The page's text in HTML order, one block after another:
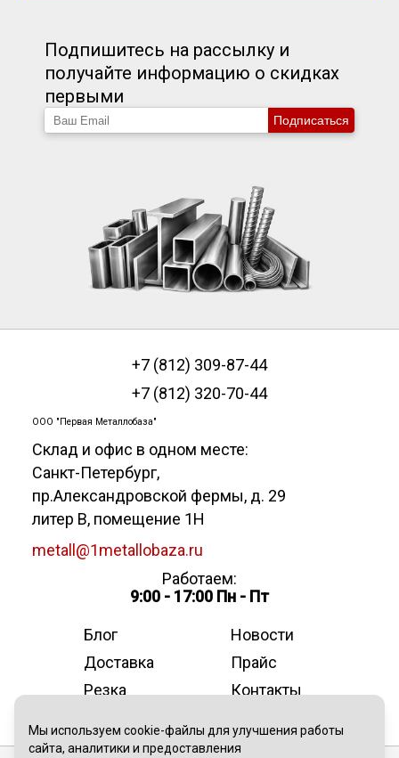
Подпишитесь на рассылку и
получайте информацию о скидках
первыми
Подписаться
+7 (812) 309-87-44
+7 (812) 320-70-44
ООО "Первая Металлобаза"
Склад и офис в одном месте:
Санкт-Петербург,
пр.Александровской фермы, д. 29
литер В, помещение 1Н
metall@1metallobaza.ru
Работаем:
9:00 - 17:00 Пн - Пт
Блог
Новости
Доставка
Прайс
Резка
Контакты
Мы используем cookie-файлы для улучшения работы
сайта, аналитики и предоставления